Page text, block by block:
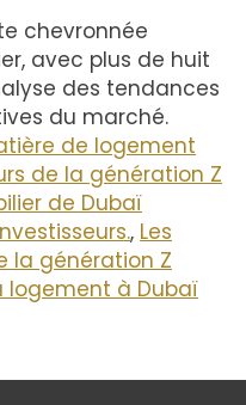
chevronnée
avec plus de huit
des tendances
du marché.
de logement
de la génération Z
de Dubaï
, Les
la génération Z
logement à Dubaï